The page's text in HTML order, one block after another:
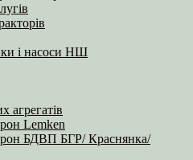
і насоси НШ
агрегатів
Lemken
БДВП БГР/ Краснянка/